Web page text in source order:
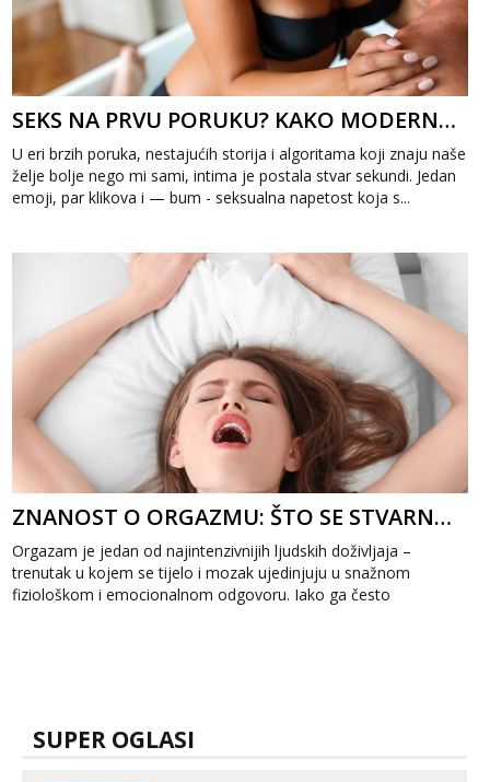
SEKS NA PRVU PORUKU? KAKO MODERNA KOMUNIKACIJA MIJENJA NAŠU INTIMU
U eri brzih poruka, nestajućih storija i algoritama koji znaju naše
želje bolje nego mi sami, intima je postala stvar sekundi. Jedan
emoji, par klikova i — bum - seksualna napetost koja s...
ZNANOST O ORGAZMU: ŠTO SE STVARNO DOGAĐA U TVOM MOZGU I TIJELU
Orgazam je jedan od najintenzivnijih ljudskih doživljaja –
trenutak u kojem se tijelo i mozak ujedinjuju u snažnom
fiziološkom i emocionalnom odgovoru. Iako ga često
SUPER OGLASI